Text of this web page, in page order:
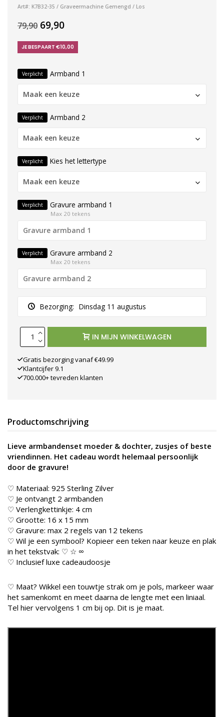
Art#: K7B32-35 / Graveermachine Gemengd / Los
79,90 69,90
JE BESPAART €10,00
Verplicht Armband 1
Maak een keuze
Verplicht Armband 2
Maak een keuze
Verplicht Kies het lettertype
Maak een keuze
Verplicht Gravure armband 1
Max 20 tekens
Verplicht Gravure armband 2
Max 20 tekens
Bezorging: Dinsdag 11 augustus
IN MIJN WINKELWAGEN
Gratis bezorging vanaf €49.99
Klantcijfer 9.1
700.000+ tevreden klanten
Productomschrijving
Lieve armbandenset moeder & dochter, zusjes of beste
vriendinnen. Het cadeau wordt helemaal persoonlijk
door de gravure!
♡ Materiaal: 925 Sterling Zilver
♡ Je ontvangt 2 armbanden
♡ Verlengkettinkje: 4 cm
♡ Grootte: 16 x 15 mm
♡ Gravure: max 2 regels van 12 tekens
♡ Wil je een symbool? Kopieer een teken naar keuze en plak
in het tekstvak: ♡ ☆ ∞
♡ Inclusief luxe cadeaudoosje
♡ Maat? Wikkel een touwtje strak om je pols, markeer waar
het samenkomt en meet daarna de lengte met een liniaal.
Tel hier vervolgens 1 cm bij op. Dit is je maat.